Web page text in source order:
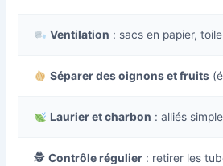
Ventilation : sacs en papier,
Séparer des oignons et fruits
Laurier et charbon : alliés
🕵️Contrôle régulier : retirer les